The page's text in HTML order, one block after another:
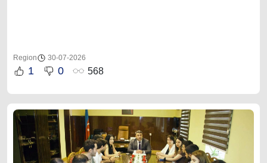
Region 30-07-2026
1 0 568